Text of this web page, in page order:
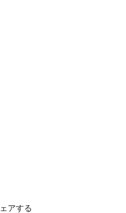
アする